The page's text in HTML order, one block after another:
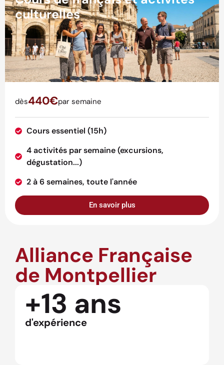
culturelles
dès440€par semaine
Cours essentiel (15h)
4 activités par semaine (excursions,
dégustation...)
2 à 6 semaines, toute l'année
En savoir plus
Alliance Française
de Montpellier
+13 ans
d'expérience